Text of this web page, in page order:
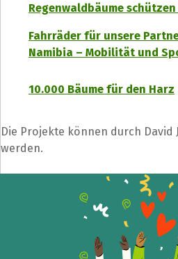
Regenwaldbäume
Fahrräder für unsere
Namibia – Mobilität und
10.000 Bäume für den Harz
Die Projekte können durch David
werden.
Teile die
Facebook